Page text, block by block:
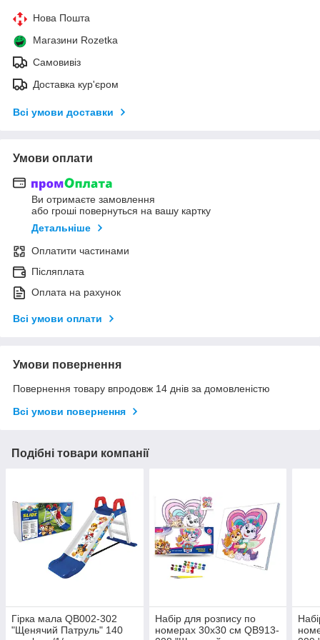
Нова Пошта
Магазини Rozetka
Самовивіз
Доставка кур'єром
Всі умови доставки
Умови оплати
Ви отримаєте замовлення
або гроші повернуться на вашу картку
Детальніше
Оплатити частинами
Післяплата
Оплата на рахунок
Всі умови оплати
Умови повернення
Повернення товару впродовж 14 днів за домовленістю
Всі умови повернення
Подібні товари компанії
Гірка мала QB002-302
"Щенячий Патруль" 140
Набір для розпису по
номерах 30х30 см QB913-